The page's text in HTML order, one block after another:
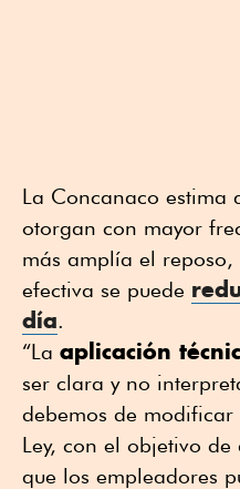
La Concanaco estima
otorgan con mayor
más amplía el
efectiva se puede
día.
“La aplicación
ser clara y no
debemos de
Ley, con el objetivo
que los empleadores